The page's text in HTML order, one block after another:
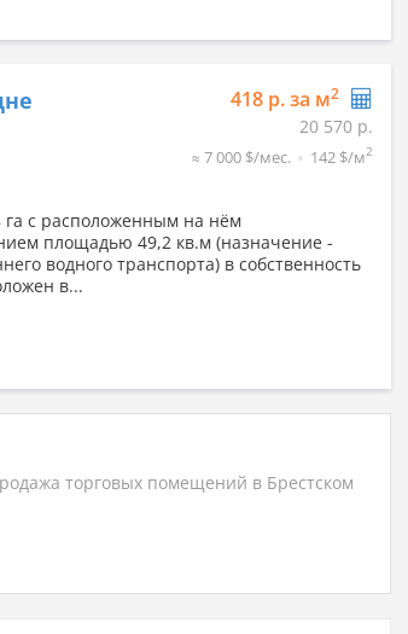
418 р. за м2
20 570 р.
≈ 7 000 $/мес. 142 $/м2
с расположенным на нём
площадью 49,2 кв.м (назначение -
водного транспорта) в собственность
в...
торговых помещений в Брестском